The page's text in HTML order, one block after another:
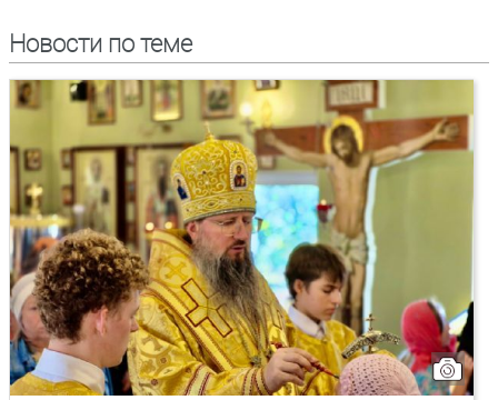
Новости по теме